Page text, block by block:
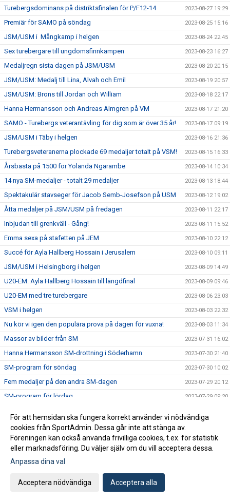
Turebergsdominans på distriktsfinalen för P/F12-14 2023-08-27 19:29
Premiär för SAMO på söndag 2023-08-25 15:16
JSM/USM i Mångkamp i helgen 2023-08-24 22:45
Sex turebergare till ungdomsfinnkampen 2023-08-23 16:27
Medaljregn sista dagen på JSM/USM 2023-08-20 20:15
JSM/USM: Medalj till Lina, Alvah och Emil 2023-08-19 20:57
JSM/USM: Brons till Jordan och William 2023-08-18 22:17
Hanna Hermansson och Andreas Almgren på VM 2023-08-17 21:20
SAMO - Turebergs veterantävling för dig som är över 35 år! 2023-08-17 09:19
JSM/USM i Täby i helgen 2023-08-16 21:36
Turebergsveteranerna plockade 69 medaljer totalt på VSM! 2023-08-15 16:33
Årsbästa på 1500 för Yolanda Ngarambe 2023-08-14 10:34
14 nya SM-medaljer - totalt 29 medaljer 2023-08-13 18:44
Spektakulär stavseger för Jacob Semb-Josefson på USM 2023-08-12 19:02
Åtta medaljer på JSM/USM på fredagen 2023-08-11 22:17
Inbjudan till grenkväll - Gång! 2023-08-11 15:52
Emma sexa på stafetten på JEM 2023-08-10 22:12
Succé för Ayla Hallberg Hossain i Jerusalem 2023-08-10 09:11
JSM/USM i Helsingborg i helgen 2023-08-09 14:49
U20-EM: Ayla Hallberg Hossain till längdfinal 2023-08-09 09:46
U20-EM med tre turebergare 2023-08-06 23:03
VSM i helgen 2023-08-03 22:32
Nu kör vi igen den populära prova på dagen för vuxna! 2023-08-03 11:34
Massor av bilder från SM 2023-07-31 16:02
Hanna Hermansson SM-drottning i Söderhamn 2023-07-30 21:40
SM-program för söndag 2023-07-30 10:02
Fem medaljer på den andra SM-dagen 2023-07-29 20:12
SM-program för lördag 2023-07-29 09:20
Tre turebergare uttagna till U20-EM
SM-program för fredag 2023-07-28 07:26
Alva på EYOF
Rapport från Leksands Sparbanksspel
För att hemsidan ska fungera korrekt använder vi nödvändiga
cookies från SportAdmin. Dessa går inte att stänga av.
Föreningen kan också använda frivilliga cookies, t.ex. för statistik
eller marknadsföring. Du väljer själv om du vill acceptera dessa.
Anpassa dina val
Acceptera nödvändiga Acceptera alla